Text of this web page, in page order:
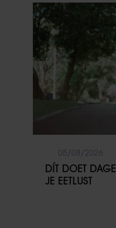
DÍT DOET
JE EETLUST